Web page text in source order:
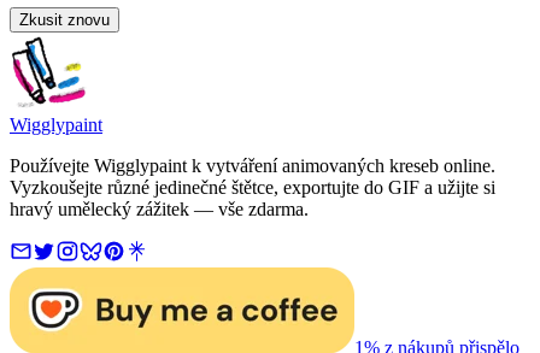
Zkusit znovu
Wigglypaint
Používejte Wigglypaint k vytváření animovaných kreseb online.
Vyzkoušejte různé jedinečné štětce, exportujte do GIF a užijte si
hravý umělecký zážitek — vše zdarma.
1% z nákupů přispělo